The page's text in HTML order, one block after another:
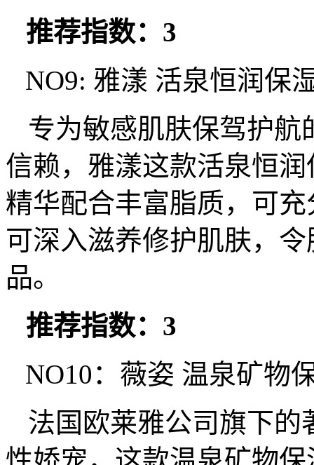
推荐指数：3
NO9: 雅漾 活泉恒润保
专为敏感肌肤保驾护
信赖，雅漾这款活泉恒
精华配合丰富脂质，可
可深入滋养修护肌肤，
品。
推荐指数：3
NO10：薇姿 温泉矿物
法国欧莱雅公司旗下的